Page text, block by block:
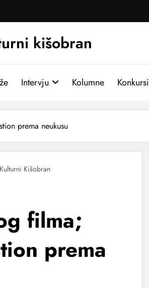
kišobran
Intervju Kolumne Konkursi
prema neukusu
Kulturni Kišobran
filma;
prema